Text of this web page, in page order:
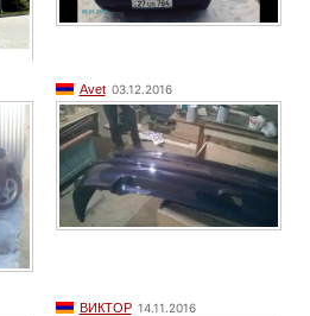
Avet 03.12.2016
ВИКТОР 14.11.2016